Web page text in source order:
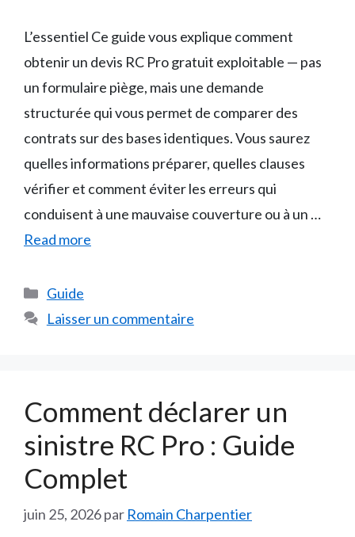
L’essentiel Ce guide vous explique comment
obtenir un devis RC Pro gratuit exploitable — pas
un formulaire piège, mais une demande
structurée qui vous permet de comparer des
contrats sur des bases identiques. Vous saurez
quelles informations préparer, quelles clauses
vérifier et comment éviter les erreurs qui
conduisent à une mauvaise couverture ou à un …
Read more
Catégories
Guide
Laisser un commentaire
Comment déclarer un
sinistre RC Pro : Guide
Complet
juin 25, 2026par Romain Charpentier